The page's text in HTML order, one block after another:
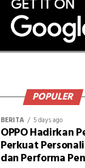
POPULER
BERITA 5 days ago
OPPO Hadirkan
Perkuat
dan Performa